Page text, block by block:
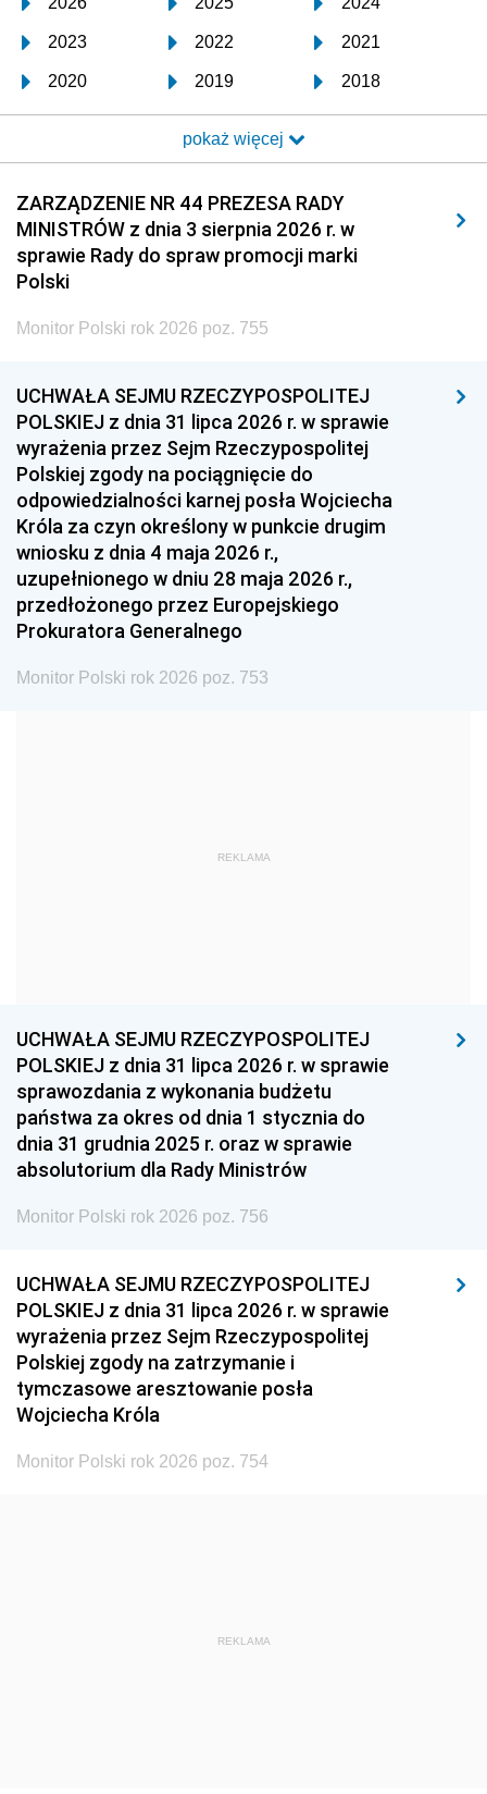
2023 2022 2021
2020 2019 2018
2017 2016 2015
2014 2013 2012
2011 2010 2009
2008 2007 2006
2005
1996 1995 1994
1993 1992 1991
1990 1989
1987 1986 1985
1984 1983
1981 1980 1979
1978 1977
1975 1974
1959
1939 1938 1937
1936 1930
pokaż więcej
ZARZĄDZENIE NR 44 PREZESA RADY
MINISTRÓW z dnia 3 sierpnia 2026 r. w
sprawie Rady do spraw promocji marki
Polski
Monitor Polski rok 2026 poz. 755
UCHWAŁA SEJMU RZECZYPOSPOLITEJ
POLSKIEJ z dnia 31 lipca 2026 r. w sprawie
wyrażenia przez Sejm Rzeczypospolitej
Polskiej zgody na pociągnięcie do
odpowiedzialności karnej posła Wojciecha
Króla za czyn określony w punkcie drugim
wniosku z dnia 4 maja 2026 r.,
uzupełnionego w dniu 28 maja 2026 r.,
przedłożonego przez Europejskiego
Prokuratora Generalnego
Monitor Polski rok 2026 poz. 753
REKLAMA
UCHWAŁA SEJMU RZECZYPOSPOLITEJ
POLSKIEJ z dnia 31 lipca 2026 r. w sprawie
sprawozdania z wykonania budżetu
państwa za okres od dnia 1 stycznia do
dnia 31 grudnia 2025 r. oraz w sprawie
absolutorium dla Rady Ministrów
Monitor Polski rok 2026 poz. 756
UCHWAŁA SEJMU RZECZYPOSPOLITEJ
POLSKIEJ z dnia 31 lipca 2026 r. w sprawie
wyrażenia przez Sejm Rzeczypospolitej
Polskiej zgody na zatrzymanie i
tymczasowe aresztowanie posła
Wojciecha Króla
Monitor Polski rok 2026 poz. 754
REKLAMA